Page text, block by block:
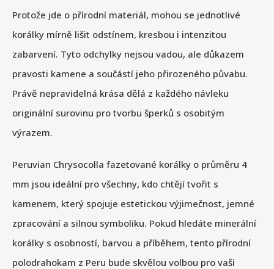
Protože jde o přírodní materiál, mohou se jednotlivé
korálky mírně lišit odstínem, kresbou i intenzitou
zabarvení. Tyto odchylky nejsou vadou, ale důkazem
pravosti kamene a součástí jeho přirozeného půvabu.
Právě nepravidelná krása dělá z každého návleku
originální surovinu pro tvorbu šperků s osobitým
výrazem.
Peruvian Chrysocolla fazetované korálky o průměru 4
mm jsou ideální pro všechny, kdo chtějí tvořit s
kamenem, který spojuje estetickou výjimečnost, jemné
zpracování a silnou symboliku. Pokud hledáte minerální
korálky s osobností, barvou a příběhem, tento přírodní
polodrahokam z Peru bude skvělou volbou pro vaši